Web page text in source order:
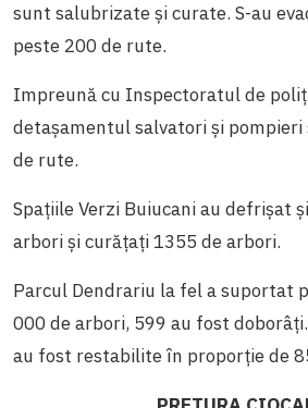
sunt salubrizate și curate. S-au
peste 200 de rute.
Impreună cu Inspectoratul de
detașamentul salvatori și pompieri
de rute.
Spațiile Verzi Buiucani au defrișat
arbori și curățați 1355 de arbori.
Parcul Dendrariu la fel a suportat
000 de arbori, 599 au fost
au fost restabilite în proporție de